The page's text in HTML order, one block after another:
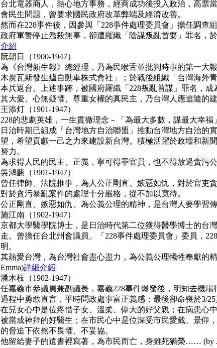
台北電器商人，熱心地方事務，經商成功後投入政治，高票
會民生問題，曾要求國民政府改革弊端及經濟改善。
然而在228事件後，因參與「228事件處理委員會」擔任調查
政府軍警停止濫殺無辜，卻遭羅織「陰謀叛亂首要」罪名，
介紹
阮朝日（1900-1947）
為《台灣新生報》總經理，乃為民喉舌並批判時事的第一大
木炭瓦斯發生爐自動車株式會社」；於戰後組織「台灣海外
本兵返台。上述事跡，被國府羅織「228叛亂首謀」罪名，
其大愛、心無疑懼、尊重女權的真民主，乃台灣人應追隨的
王添灯（1901-1947）
228的悲劇英雄，一生貫徹理念－「為最大多數，謀最大幸福
日治時期已組成「台灣地方自治聯盟」推動台灣地方自治的
望，希望貢獻一己之力來建設新台灣。積極活躍於政壇和新
努力。
為求得人民的民主、正義，寧可得罪官員，也不得放過貪污
吳鴻麒（1901-1947）
曾任律師、法院推事，為人公正剛直、嫉惡如仇，對於官吏
對於貪污暴亂案件的處理十分嚴格，從不加以寬待。
公正剛直、嫉惡如仇、為公義公理的精神，是台灣人要學習
施江南（1902-1947）
京都大學醫學院博士，是日治時代第二位獲得醫學博士的台
走。曾擔任台北州會議員、「228事件處理委員會」委員，
明。
其熱愛台灣，為台灣社會盡心盡力，為公義公理犧牲奉獻的
Emma)詳細介紹
潘木枝（1902-1947）
任嘉義市參議員兼副議長，嘉義228事件爆發後，明知去機場
過程中勇敢直言，平時問政處事富正義感；最後卻命喪於3/25
在兒女心中是位疼惜子女、溫柔、偉大的好父親；在病患心
被當成神拜的好醫生；在市民心中是位深受市民愛戴、景仰
的脅迫下依然不畏懼、不妥協。
他留給妻子的遺書裡寫著，為市民而亡，身雖死猶榮…… (by